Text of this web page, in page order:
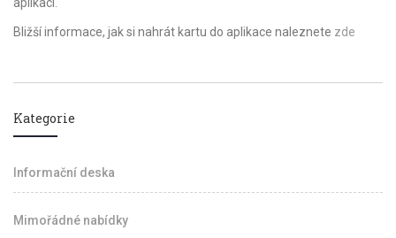
Bližší informace, jak si nahrát kartu do aplikace naleznete zde
Kategorie
Informační deska
Mimořádné nabídky